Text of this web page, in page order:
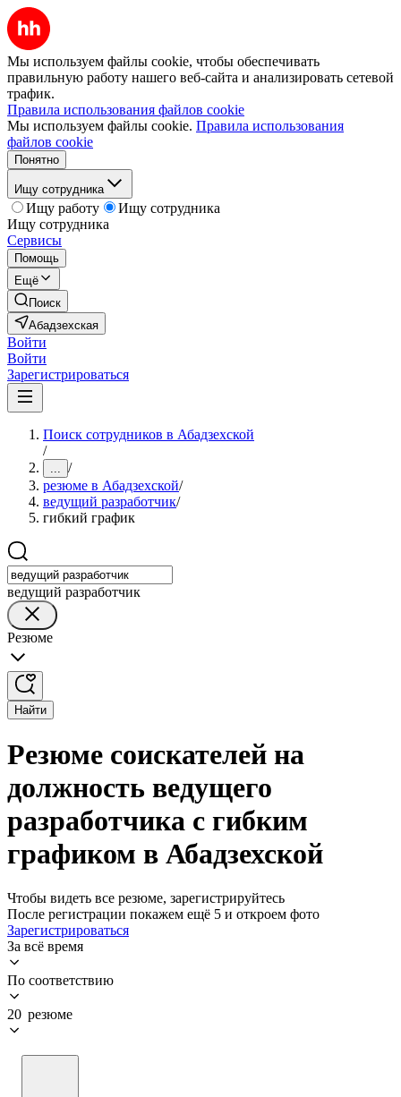
Мы используем файлы cookie, чтобы обеспечивать
правильную работу нашего веб-сайта и анализировать сетевой
трафик.
Правила использования файлов cookie
Мы используем файлы cookie. Правила использования
файлов cookie
Понятно
Ищу сотрудника
Ищу работу
Ищу сотрудника
Ищу сотрудника
Сервисы
Помощь
Ещё
Поиск
Абадзехская
Войти
Войти
Зарегистрироваться
Поиск сотрудников в Абадзехской
/
... /
резюме в Абадзехской/
ведущий разработчик/
гибкий график
ведущий разработчик
Резюме
Найти
Резюме соискателей на
должность ведущего
разработчика с гибким
графиком в Абадзехской
Чтобы видеть все резюме, зарегистрируйтесь
После регистрации покажем ещё 5 и откроем фото
Зарегистрироваться
За всё время
По соответствию
20 резюме